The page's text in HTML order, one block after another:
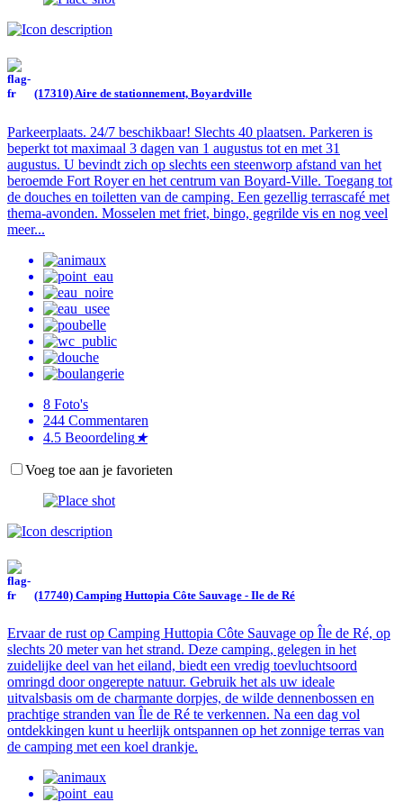
(17310) Aire de stationnement, Boyardville
Parkeerplaats. 24/7 beschikbaar! Slechts 40 plaatsen. Parkeren is
beperkt tot maximaal 3 dagen van 1 augustus tot en met 31
augustus. U bevindt zich op slechts een steenworp afstand van het
beroemde Fort Royer en het centrum van Boyard-Ville. Toegang tot
de douches en toiletten van de camping. Een gezellig terrascafé met
thema-avonden. Mosselen met friet, bingo, gegrilde vis en nog veel
meer...
8 Foto's
244 Commentaren
4.5 Beoordeling★
Voeg toe aan je favorieten
(17740) Camping Huttopia Côte Sauvage - Ile de Ré
Ervaar de rust op Camping Huttopia Côte Sauvage op Île de Ré, op
slechts 20 meter van het strand. Deze camping, gelegen in het
zuidelijke deel van het eiland, biedt een vredig toevluchtsoord
omringd door ongerepte natuur. Gebruik het als uw ideale
uitvalsbasis om de charmante dorpjes, de wilde dennenbossen en
prachtige stranden van Île de Ré te verkennen. Na een dag vol
ontdekkingen kunt u heerlijk ontspannen op het zonnige terras van
de camping met een koel drankje.